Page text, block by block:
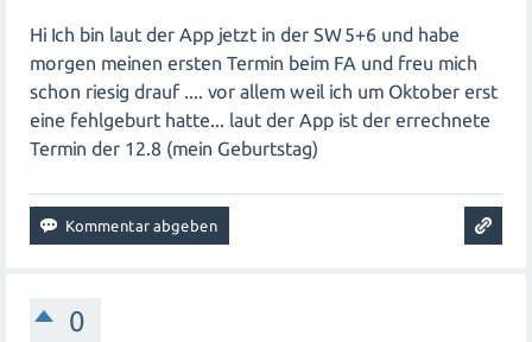
Hi Ich bin laut der App jetzt in der SW 5+6 und habe
morgen meinen ersten Termin beim FA und freu mich
schon riesig drauf .... vor allem weil ich um Oktober erst
eine fehlgeburt hatte... laut der App ist der errechnete
Termin der 12.8 (mein Geburtstag)
0